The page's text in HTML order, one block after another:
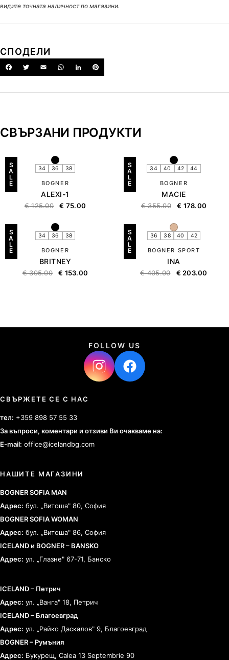
видите точната наличност по магазини.
СПОДЕЛИ
СВЪРЗАНИ ПРОДУКТИ
S
A
L
E
34 36 38
BOGNER
ALEXI-1
€125.00 € 75.00
S
A
L
E
34 40 42 44
BOGNER
MACIE
€355.00 € 178.00
S
A
L
E
34 36 38
BOGNER
BRITNEY
€305.00 € 153.00
S
A
L
E
36 38 40 42
BOGNER SPORT
INA
€405.00 € 203.00
FOLLOW US
СВЪРЖЕТЕ СЕ С НАС
тел: +359 898 57 55 33
За въпроси, коментари и отзиви Ви очакваме на:
E-mail: office@icelandbg.com
НАШИТЕ МАГАЗИНИ
BOGNER SOFIA MAN
Адрес: бул. „Витоша" 80, София
BOGNER SOFIA WOMAN
Адрес: бул. „Витоша" 86, София
ICELAND и BOGNER – BANSKO
Адрес: ул. „Глазне" 67-71, Банско
ICELAND – Петрич
Адрес: ул. „Ванга" 18, Петрич
ICELAND – Благоевград
Адрес: ул. „Райко Даскалов" 9, Благоевград
BOGNER – Румъния
Адрес: Букурещ, Calea 13 Septembrie 90